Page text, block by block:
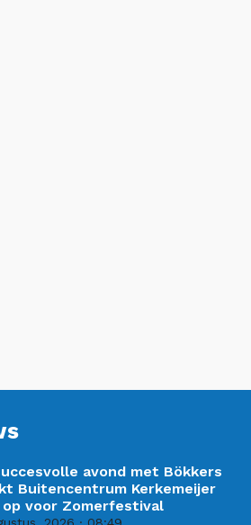
avond met Bökkers
Buitencentrum Kerkemeijer
op voor Zomerfestival
2026 08:49